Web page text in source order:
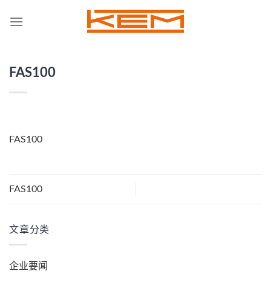
FAS100
FAS100
FAS100
文章分类
企业要闻